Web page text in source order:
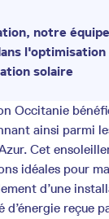
notre
solaire
Occitanie
ainsi parmi
Cet
idéales pour
d’une
d’énergie reçue